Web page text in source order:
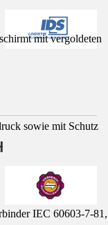
mit vergoldeten
sowie mit Schutz
IEC 60603-7-81,